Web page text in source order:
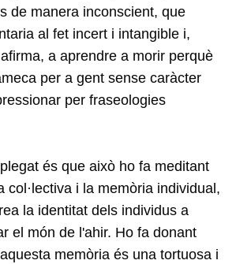
de manera inconscient, que
al fet incert i intangible i,
a aprendre a morir perquè
per a gent sense caràcter
per fraseologies
és que això ho fa meditant
col·lectiva i la memòria individual,
la identitat dels individus a
el món de l'ahir. Ho fa donant
memòria és una tortuosa i